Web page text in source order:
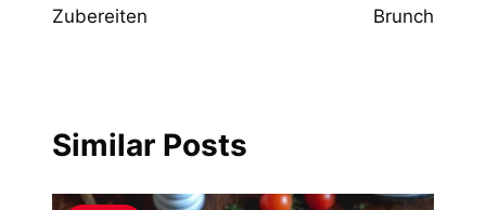
Zubereiten
Brunch
Similar Posts